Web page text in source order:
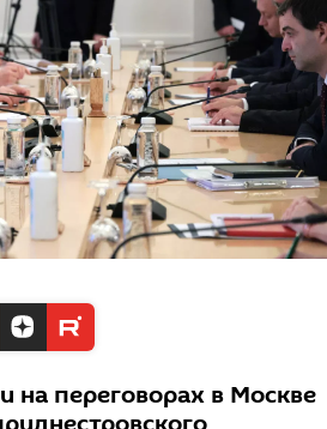
переговорах в Москве